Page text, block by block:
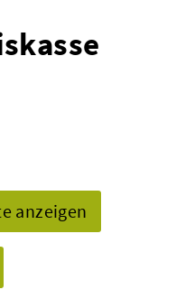
anzeigen